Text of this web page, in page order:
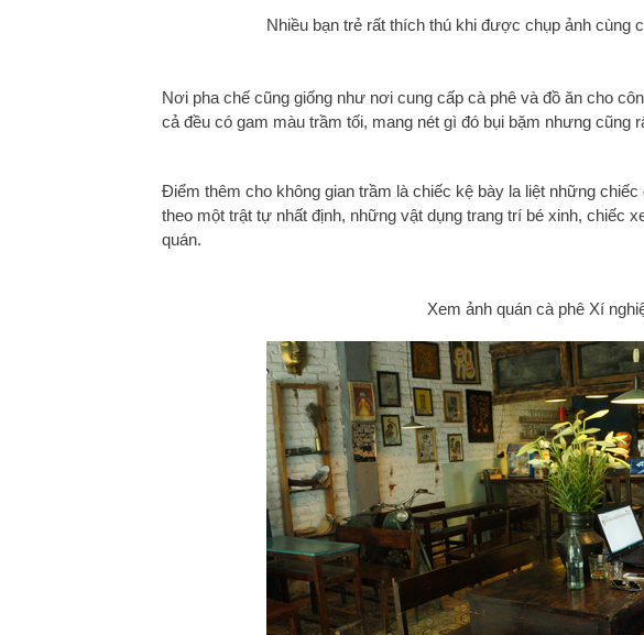
Nhiều bạn trẻ rất thích thú khi được chụp ảnh cùng
Nơi pha chế cũng giống như nơi cung cấp cà phê và đồ ăn cho
cả đều có gam màu trầm tối, mang nét gì đó bụi bặm nhưng cũng
Điểm thêm cho không gian trầm là chiếc kệ bày la liệt những
theo một trật tự nhất định, những vật dụng trang trí bé xinh, chiếc
quán.
Xem ảnh quán cà phê Xí